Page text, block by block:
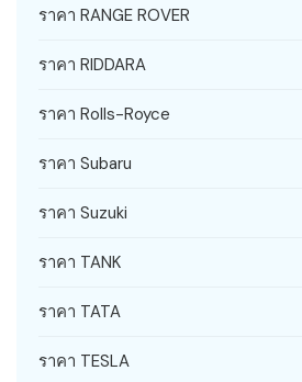
ราคา RANGE ROVER
ราคา RIDDARA
ราคา Rolls-Royce
ราคา Subaru
ราคา Suzuki
ราคา TANK
ราคา TATA
ราคา TESLA